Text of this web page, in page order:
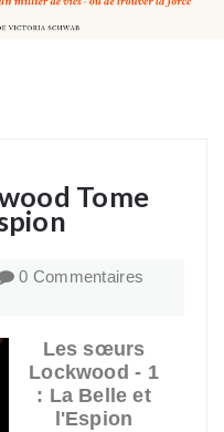
Tome
0 Commentaires
Les sœurs
Lockwood - 1
: La Belle et
l'Espion